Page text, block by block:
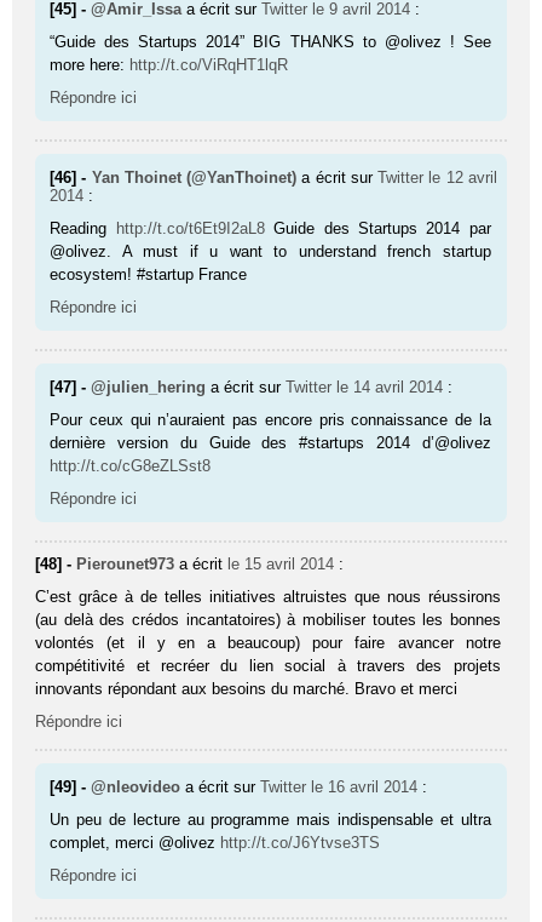
[45] -@Amir_Issa a écrit surTwitter le 9 avril 2014 :
“Guide des Startups 2014” BIG THANKS to @olivez ! See
more here: http://t.co/ViRqHT1lqR
Répondre ici
[46] - Yan Thoinet (@YanThoinet) a écrit surTwitter le 12 avril
2014 :
Reading
http://t.co/t6Et9I2aL8Guide des Startups 2014 par
@olivez. A must if u want to understand french startup
ecosystem! #startup France
Répondre ici
[47] -@julien_hering a écrit surTwitter le 14 avril 2014 :
Pour ceux qui n’auraient pas encore pris connaissance de la
dernière version du Guide des #startups 2014 d’@olivez
http://t.co/cG8eZLSst8
Répondre ici
[48] - Pierounet973 a écrit le 15 avril 2014 :
C’est grâce à de telles initiatives altruistes que nous réussirons
(au delà des crédos incantatoires) à mobiliser toutes les bonnes
volontés (et il y en a beaucoup) pour faire avancer notre
compétitivité et recréer du lien social à travers des projets
innovants répondant aux besoins du marché. Bravo et merci
Répondre ici
[49] -@nleovideo a écrit surTwitter le 16 avril 2014 :
Un peu de lecture au programme mais indispensable et ultra
complet, merci @olivez http://t.co/J6Ytvse3TS
Répondre ici